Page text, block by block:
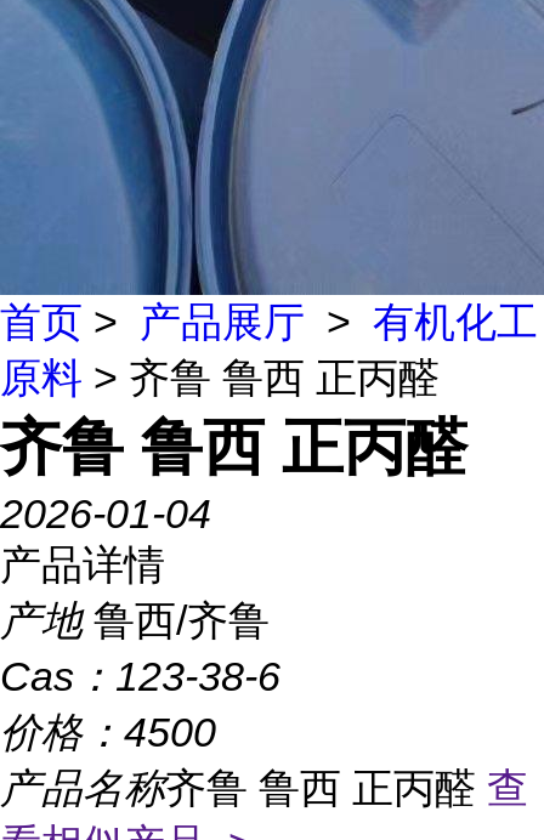
首页 > 产品展厅 > 有机化工
原料 > 齐鲁 鲁西 正丙醛
齐鲁 鲁西 正丙醛
2026-01-04
产品详情
产地 鲁西/齐鲁
Cas： 123-38-6
价格： 4500
产品名称齐鲁 鲁西 正丙醛 查